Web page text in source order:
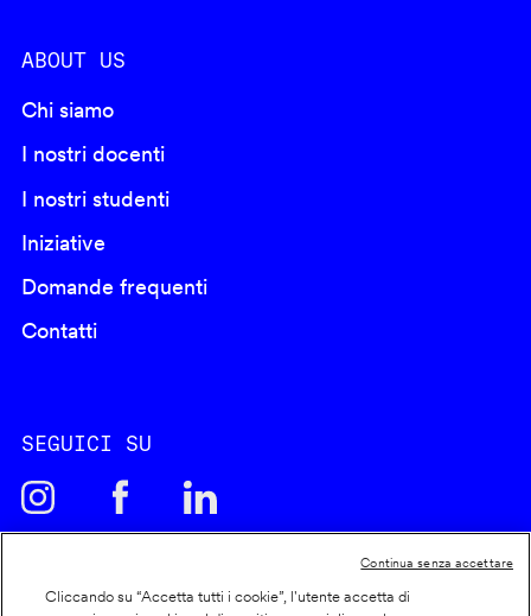
ABOUT US
Chi siamo
I nostri docenti
I nostri studenti
Iniziative
Domande frequenti
Contatti
SEGUICI SU
Cliccando su “Accetta tutti i cookie”, l'utente accetta di
Continua senza accettare